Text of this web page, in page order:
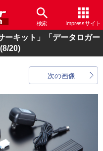
検索 Impressサイト
ーキット」「データロガー
(8/20)
次の画像